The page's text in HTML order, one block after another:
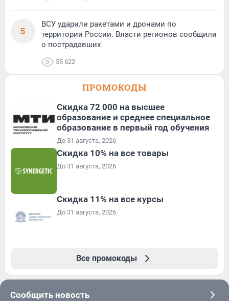
5
ВСУ ударили ракетами и дронами по
территории России. Власти регионов сообщили
о пострадавших
55 622
ПРОМОКОДЫ
Скидка 72 000 на высшее
образование и среднее специальное
образование в первый год обучения
До 31 августа, 2026
Скидка 10% на все товары
До 31 августа, 2026
Скидка 11% на все курсы
До 31 августа, 2026
Все промокоды
Сообщить новость